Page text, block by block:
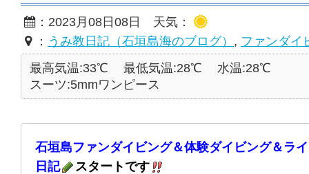
：2023月08日08日 天気：
： うみ教日記（石垣島海のブログ） , ファンダイ
最高気温:33℃
最低気温:28℃
水温:28℃
スーツ:5mmワンピース
石垣島ファンダイビング＆体験ダイビング＆ラ
日記
スタートです